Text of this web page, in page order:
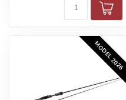
MODEL 2026